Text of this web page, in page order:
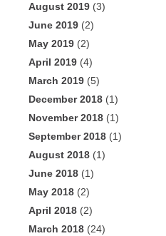
August 2019 (3)
June 2019 (2)
May 2019 (2)
April 2019 (4)
March 2019 (5)
December 2018 (1)
November 2018 (1)
September 2018 (1)
August 2018 (1)
June 2018 (1)
May 2018 (2)
April 2018 (2)
March 2018 (24)